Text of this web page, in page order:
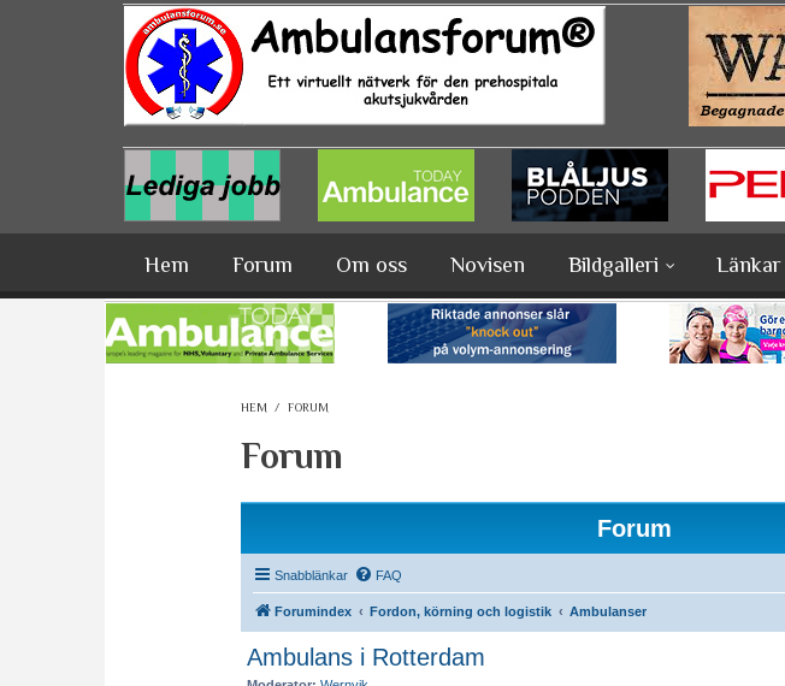
Hoppa till huvudinnehåll
Hem Forum Om oss Novisen Bildgalleri Länkar
HEM / FORUM
Forum